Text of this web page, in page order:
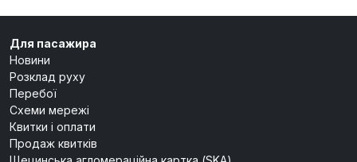
Для пасажира
Новини
Розклад руху
Перебої
Схеми мережі
Квитки і оплати
Продаж квитків